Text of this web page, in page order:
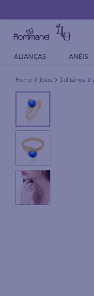
ALIANÇAS ANÉIS
Joias Solitários